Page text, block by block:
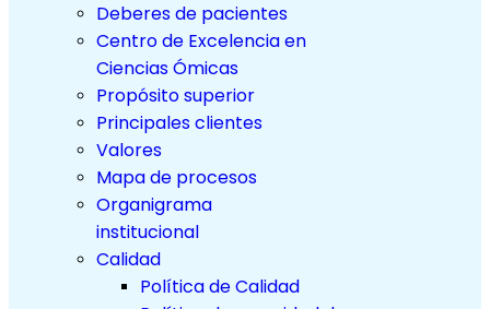
Deberes de pacientes
Centro de Excelencia en
Ciencias Ómicas
Propósito superior
Principales clientes
Valores
Mapa de procesos
Organigrama
institucional
Calidad
Política de Calidad